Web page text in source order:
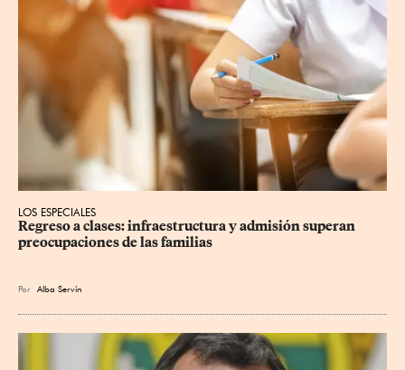
LOS ESPECIALES
Regreso a clases: infraestructura y admisión superan
preocupaciones de las familias
Por Alba Servín